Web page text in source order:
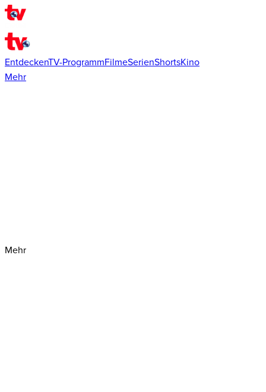
EntdeckenTV-ProgrammFilmeSerienShortsKino
Mehr
Mehr